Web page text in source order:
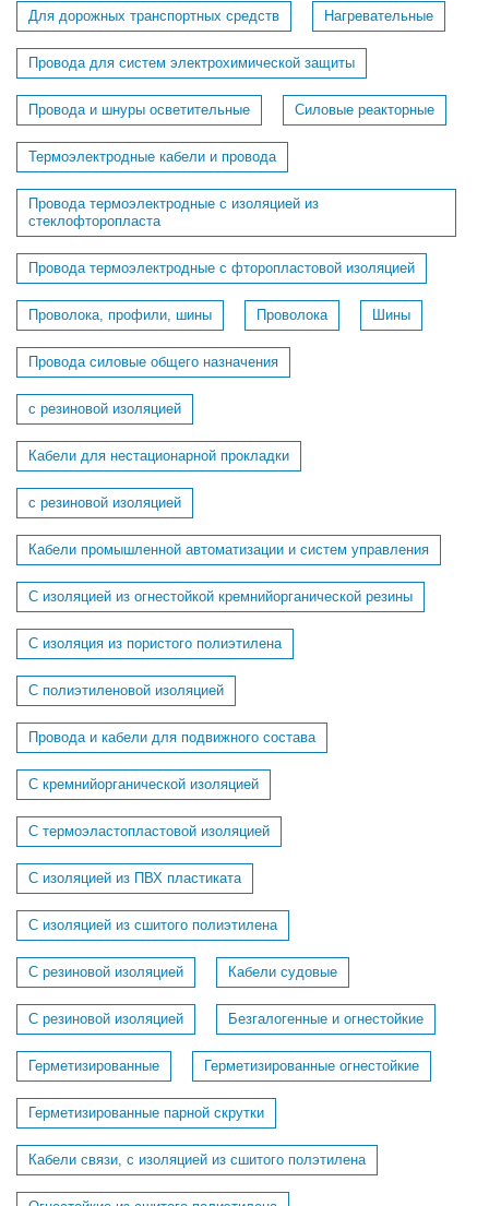
Для дорожных транспортных средств Нагревательные
Провода для систем электрохимической защиты
Провода и шнуры осветительные Силовые реакторные
Термоэлектродные кабели и провода
Провода термоэлектродные с изоляцией из
стеклофторопласта
Провода термоэлектродные с фторопластовой изоляцией
Проволока, профили, шины Проволока Шины
Провода силовые общего назначения
с резиновой изоляцией
Кабели для нестационарной прокладки
с резиновой изоляцией
Кабели промышленной автоматизации и систем управления
С изоляцией из огнестойкой кремнийорганической резины
С изоляция из пористого полиэтилена
С полиэтиленовой изоляцией
Провода и кабели для подвижного состава
C кремнийорганической изоляцией
C термоэластопластовой изоляцией
С изоляцией из ПВХ пластиката
С изоляцией из сшитого полиэтилена
С резиновой изоляцией Кабели судовые
C резиновой изоляцией Безгалогенные и огнестойкие
Герметизированные Герметизированные огнестойкие
Герметизированные парной скрутки
Кабели связи, с изоляцией из сшитого полэтилена